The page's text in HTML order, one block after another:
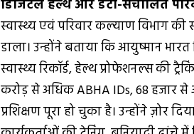
डिजिटल हेल्थ और डेटा-संचालित
स्वास्थ्य एवं परिवार कल्याण विभाग
डाला। उन्होंने बताया कि आयुष्मान
स्वास्थ्य रिकॉर्ड, हेल्थ प्रोफेशनल्स की
करोड़ से अधिक ABHA IDs, 68 हजार
प्रशिक्षण पूरा हो चुका है। उन्होंने ज़ोर